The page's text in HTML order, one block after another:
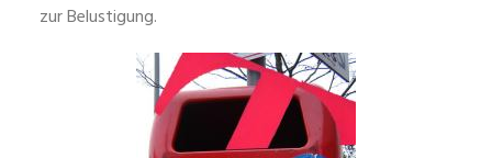
zur Belustigung.